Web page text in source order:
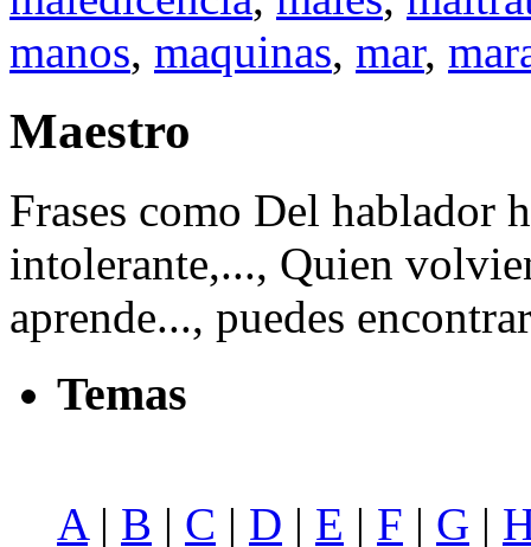
manos, maquinas, mar,
Maestro
Frases como Del hablador
intolerante,..., Quien
aprende..., puedes
Temas
A | B | C | D | E | F | G |